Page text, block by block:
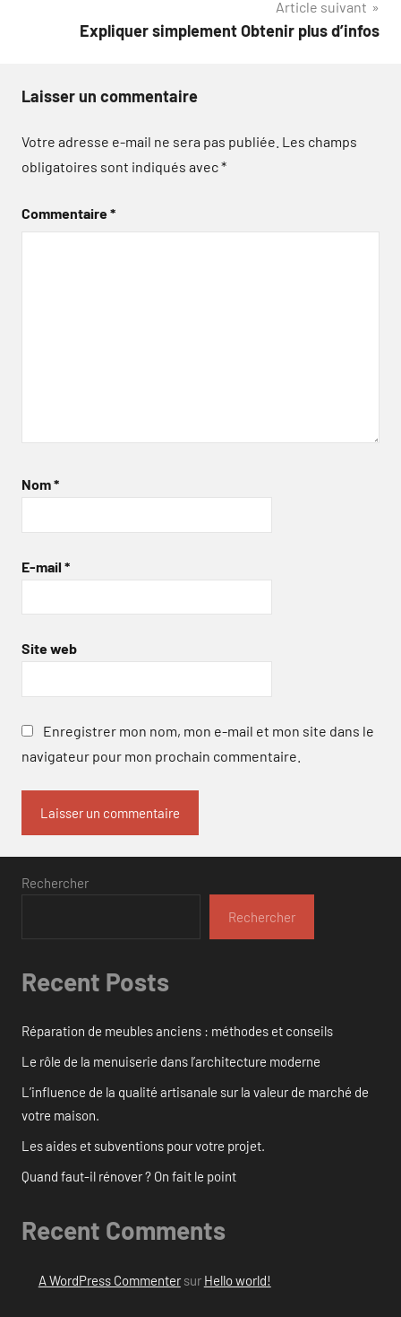
Article suivant
Expliquer simplement Obtenir plus d’infos
Laisser un commentaire
Votre adresse e-mail ne sera pas publiée. Les champs
obligatoires sont indiqués avec*
Commentaire*
Nom*
E-mail *
Site web
Enregistrer mon nom, mon e-mail et mon site dans le
navigateur pour mon prochain commentaire.
Rechercher
Rechercher
Recent Posts
Réparation de meubles anciens : méthodes et conseils
Le rôle de la menuiserie dans l’architecture moderne
L’influence de la qualité artisanale sur la valeur de marché de
votre maison.
Les aides et subventions pour votre projet.
Quand faut-il rénover ? On fait le point
Recent Comments
A WordPress Commentersur Hello world!